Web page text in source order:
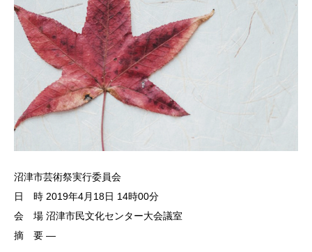
沼津市芸術祭実行委員会
日 時 2019年4月18日 14時00分
会 場 沼津市民文化センター大会議室
摘 要 —